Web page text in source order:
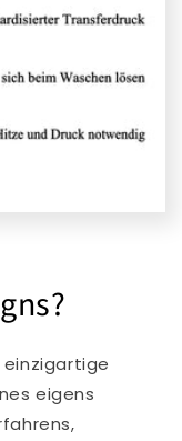
eigens